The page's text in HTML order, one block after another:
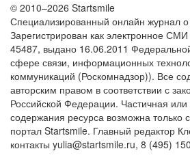
© 2010–2026 Startsmile
Специализированный онлайн журнал о
Зарегистрирован как электронное
45487, выдано 16.06.2011
сфере связи, информационных
коммуникаций (Роскомнадзор)). Все
авторским правом в соответствии с
Российской Федерации. Частичная
содержания ресурса возможна только
портал Startsmile. Главный редактор
контакты yulia@startsmile.ru, 8 (495)